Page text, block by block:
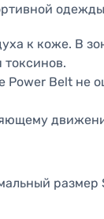
к коже. В
Power Belt не
размер